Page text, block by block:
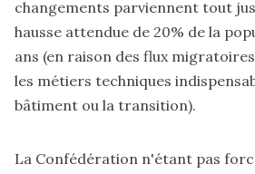
changements parviennent tout
hausse attendue de 20% de la
ans (en raison des flux
les métiers techniques
bâtiment ou la transition).
La Confédération n'étant pas